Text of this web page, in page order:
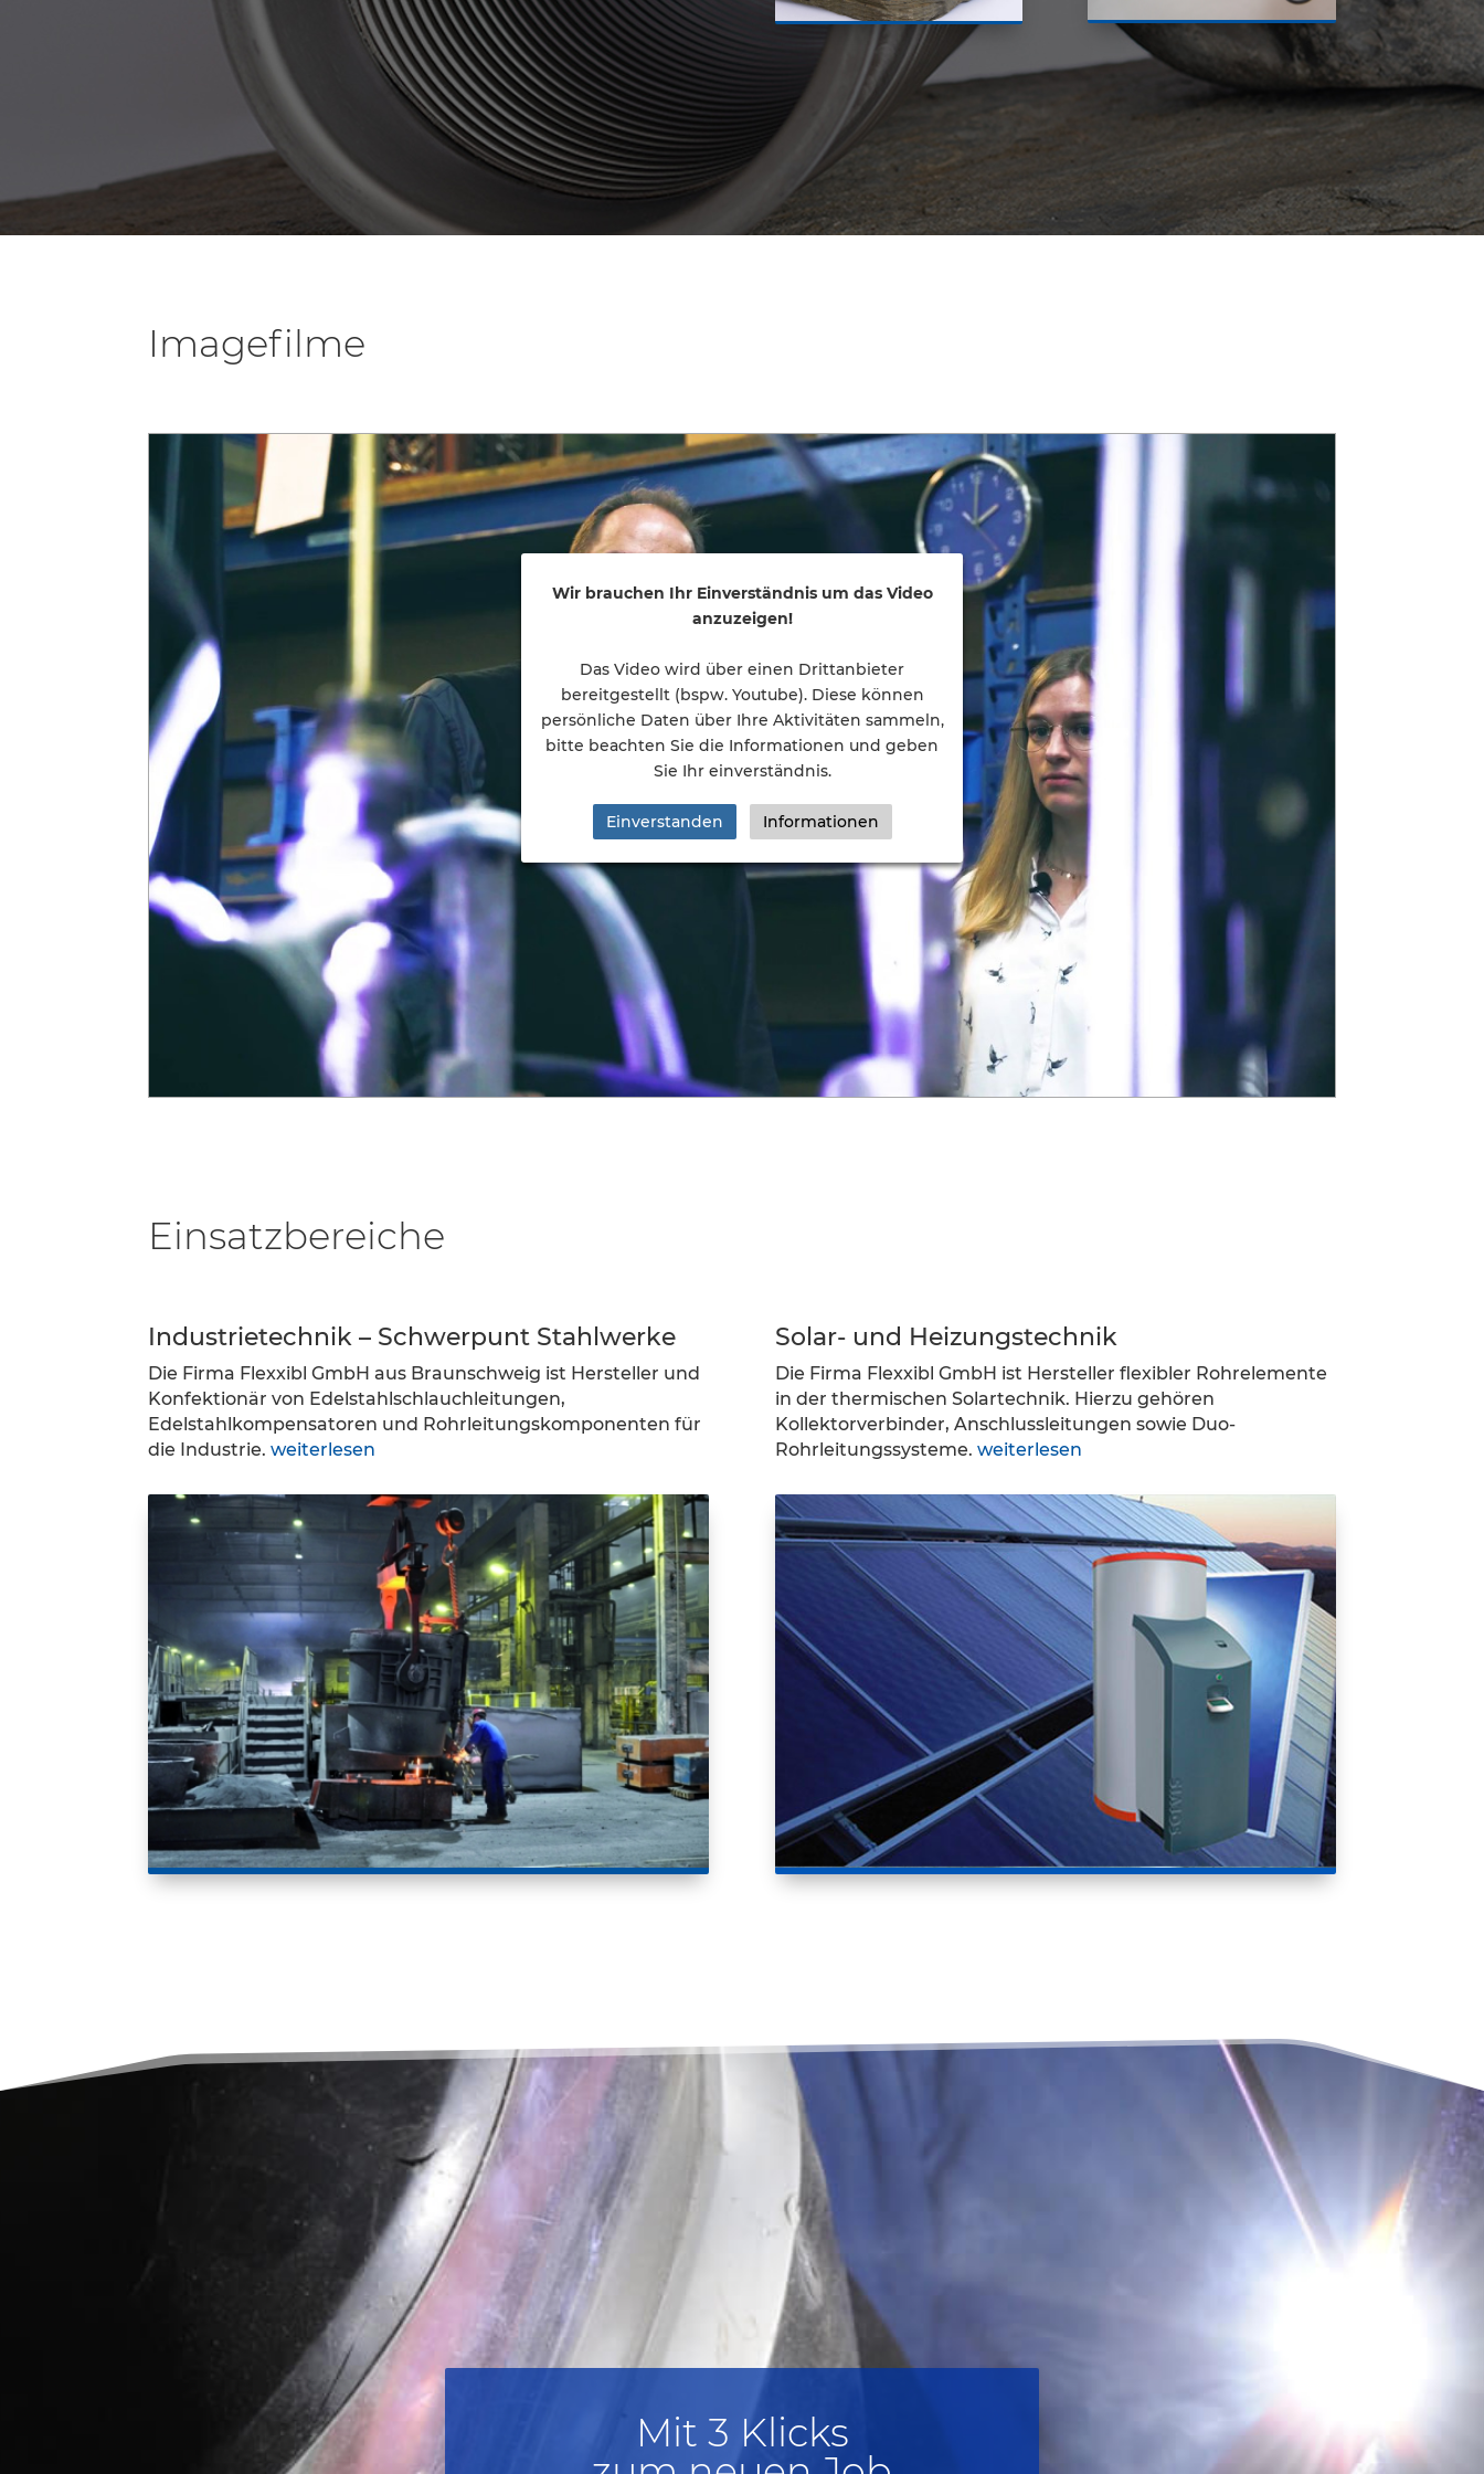
Imagefilme
Wir brauchen Ihr Einverständnis um das Video
anzuzeigen!
Das Video wird über einen Drittanbieter
bereitgestellt (bspw. Youtube). Diese können
persönliche Daten über Ihre Aktivitäten sammeln,
bitte beachten Sie die Informationen und geben
Sie Ihr einverständnis.
Einverstanden Informationen
Einsatzbereiche
Industrietechnik – Schwerpunt Stahlwerke
Die Firma Flexxibl GmbH aus Braunschweig ist Hersteller und
Konfektionär von Edelstahlschlauchleitungen,
Edelstahlkompensatoren und Rohrleitungskomponenten für
die Industrie.weiterlesen
Solar- und Heizungstechnik
Die Firma Flexxibl GmbH ist Hersteller flexibler Rohrelemente
in der thermischen Solartechnik. Hierzu gehören
Kollektorverbinder, Anschlussleitungen sowie Duo-
Rohrleitungssysteme. weiterlesen
Mit 3 Klicks